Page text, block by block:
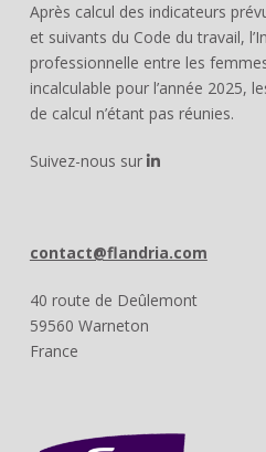
Après calcul des indicateurs
et suivants du Code du travail,
professionnelle entre les
incalculable pour l’année 2025,
de calcul n’étant pas réunies.
Suivez-nous sur
contact@flandria.com
40 route de Deûlemont
59560 Warneton
France